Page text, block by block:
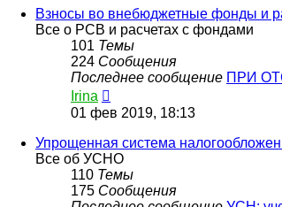
сообщению
Взносы во внебюджетные фонды и
Все о РСВ и расчетах с фондами
101 Темы
224 Сообщения
Последнее сообщение ПРИ
Irina
к
сообщению
01 фев 2019, 18:13
Упрощенная система
Все об УСНО
110 Темы
175 Сообщения